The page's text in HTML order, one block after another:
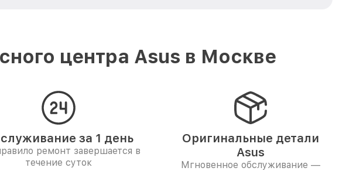
центра Asus в Москве
за 1 день
ремонт завершается в
течение суток
Оригинальные детали
Asus
Мгновенное обслуживание —